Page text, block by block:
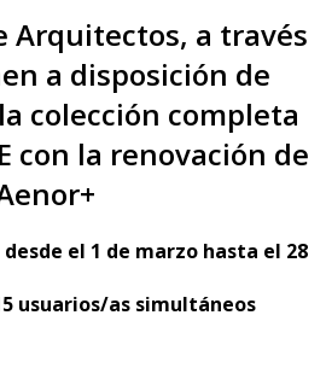
Arquitectos, a través
a disposición de
colección completa
con la renovación de
el 1 de marzo hasta el 28
usuarios/as simultáneos